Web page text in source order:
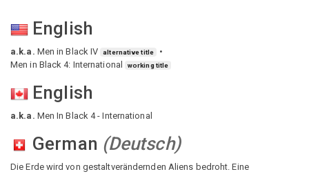
English
a.k.a. Men in Black IV alternative title
Men in Black 4: International working title
English
a.k.a. Men In Black 4 - International
German (Deutsch)
Die Erde wird von gestaltverändernden Aliens bedroht. Eine